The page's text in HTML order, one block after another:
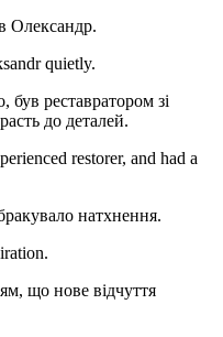
Олександр.
quietly.
реставратором зі
до деталей.
restorer, and had a
натхнення.
що нове відчуття